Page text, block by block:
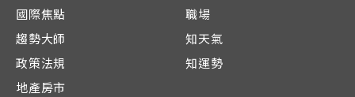
國際焦點
趨勢大師
政策法規
地產房市
職場
知天氣
知運勢